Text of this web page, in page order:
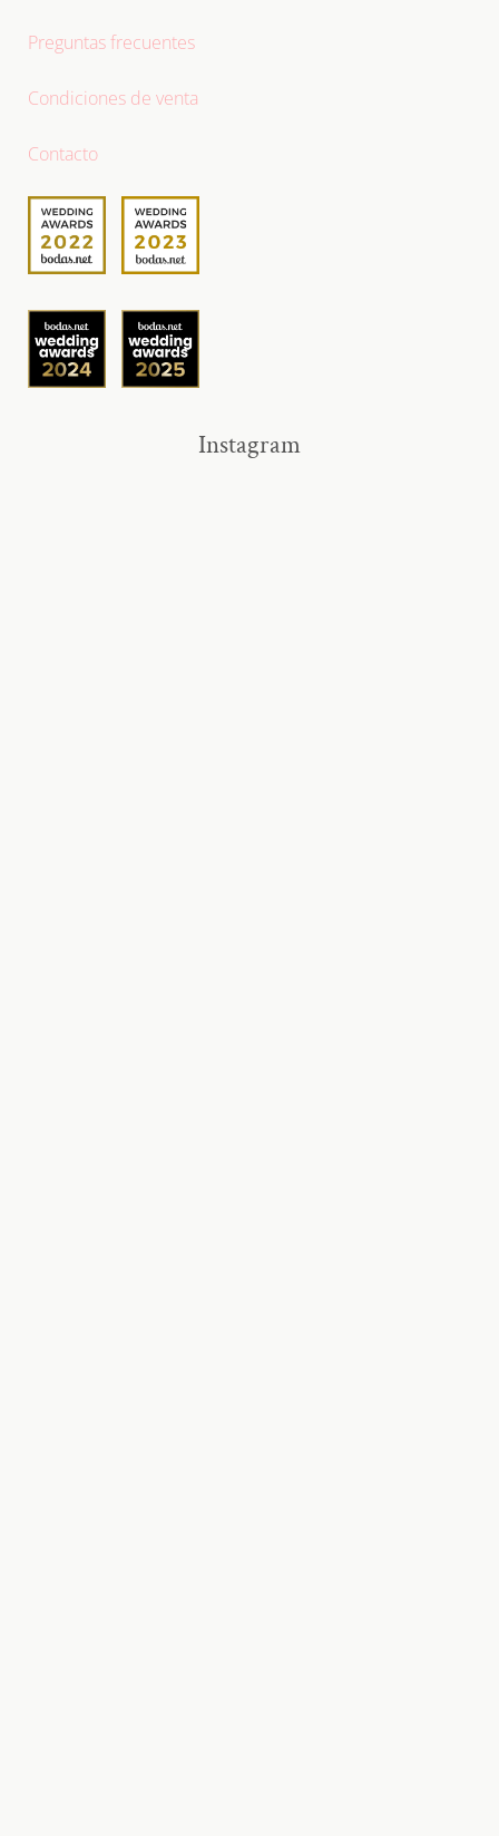
Preguntas frecuentes
Condiciones de venta
Contacto
Instagram